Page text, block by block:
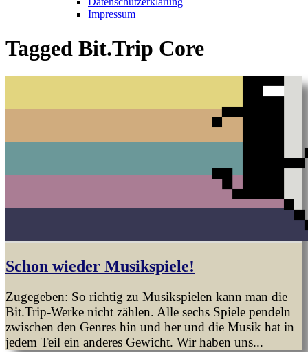
Impressum
Tagged Bit.Trip Core
Schon wieder Musikspiele!
Zugegeben: So richtig zu Musikspielen kann man die
Bit.Trip-Werke nicht zählen. Alle sechs Spiele pendeln
zwischen den Genres hin und her und die Musik hat in
jedem Teil ein anderes Gewicht. Wir haben uns...